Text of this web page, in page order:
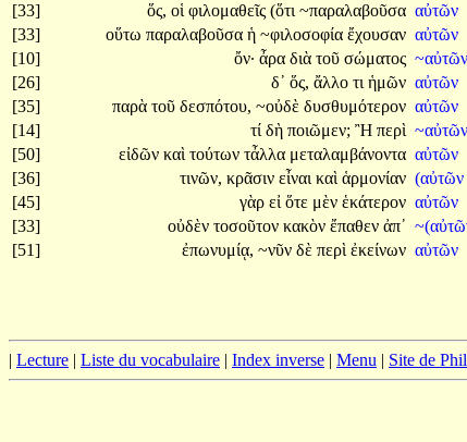
[33]
ὅς, οἱ φιλομαθεῖς (ὅτι ~παραλαβοῦσα αὐτῶν
[33]
οὕτω παραλαβοῦσα ἡ ~φιλοσοφία ἔχουσαν αὐτῶν
[10]
ὄν· ἆρα διὰ τοῦ σώματος ~αὐτῶν
[26]
δ᾽ ὅς, ἄλλο τι ἡμῶν αὐτῶν
[35]
παρὰ τοῦ δεσπότου, ~οὐδὲ δυσθυμότερον αὐτῶν
[14]
τί δὴ ποιῶμεν; Ἢ περὶ ~αὐτῶν
[50]
εἰδῶν καὶ τούτων τἆλλα μεταλαμβάνοντα αὐτῶν
[36]
τινῶν, κρᾶσιν εἶναι καὶ ἁρμονίαν (αὐτῶν
[45]
γὰρ εἰ ὅτε μὲν ἑκάτερον αὐτῶν
[33]
οὐδὲν τοσοῦτον κακὸν ἔπαθεν ἀπ᾽
[51]
ἐπωνυμίᾳ, ~νῦν δὲ περὶ ἐκείνων αὐτῶν
| Lecture | Liste du vocabulaire | Index inverse | Menu | Site de